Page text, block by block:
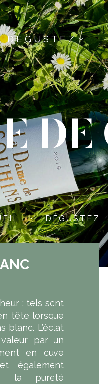
DEGUSTEZ
• DÉGUSTEZ
: tels sont
tête lorsque
blanc. L’éclat
par un
en cuve
également
la pureté